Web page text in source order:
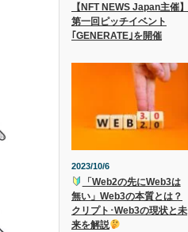
【NFT NEWS Japan主催】
第一回ピッチイベント
｢GENERATE｣を開催
2023/10/6
「Web2の先にWeb3は
無い」Web3の本質とは？
クリプト･Web3の現状と未
来を解説